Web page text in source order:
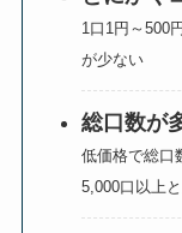
1口1円～500
が少ない
総口数が
低価格で総口
5,000口以上